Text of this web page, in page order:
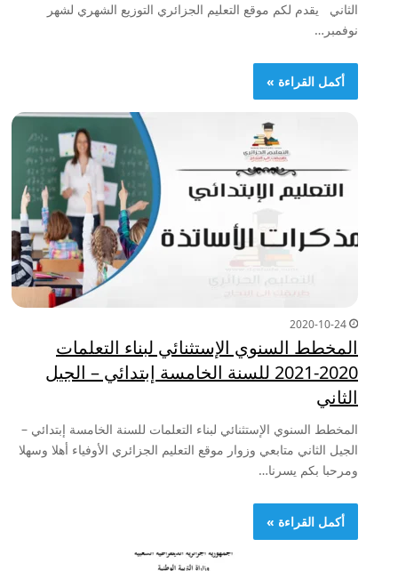
الثاني يقدم لكم موقع التعليم الجزائري التوزيع الشهري لشهر
نوفمبر…
أكمل القراءة »
2020-10-24
المخطط السنوي الإستثنائي لبناء التعلمات
2020-2021 للسنة الخامسة إبتدائي – الجيل
الثاني
المخطط السنوي الإستثنائي لبناء التعلمات للسنة الخامسة إبتدائي –
الجيل الثاني متابعي وزوار موقع التعليم الجزائري الأوفياء أهلا وسهلا
ومرحبا بكم يسرنا…
أكمل القراءة »